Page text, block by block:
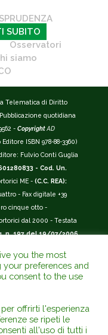
SUBITO
Osservatori
siamo
Telematica di Diritto
quotidiana
- Copyright AD
Editore ISBN 978-88-3360)
Fulvio Conti Guglia
- Cod. Un.
ME - (C.C. REA):
- Fax digitale +39
cinque otto -
dal 2000 - Testata
n. 197 del 19/07/2006
ISSN 1974-9562
della Qualità della
Accreditamento ( AVA );
you the most
your preferences and
consent to the use
offrirti l'esperienza
se ripeti le
all'uso di tutti i